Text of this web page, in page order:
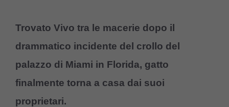
Trovato Vivo tra le macerie dopo il
drammatico incidente del crollo del
palazzo di Miami in Florida, gatto
finalmente torna a casa dai suoi
proprietari.